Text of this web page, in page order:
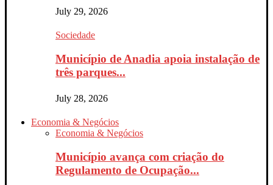
July 29, 2026
Sociedade
Município de Anadia apoia instalação de
três parques...
July 28, 2026
Economia & Negócios
Economia & Negócios
Município avança com criação do
Regulamento de Ocupação...